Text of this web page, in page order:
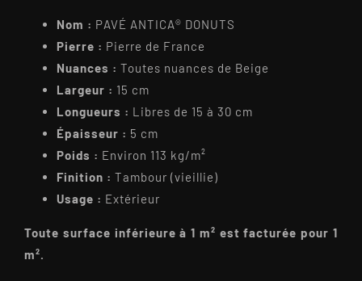
Nom : PAVÉ ANTICA® DONUTS
Pierre : Pierre de France
Nuances : Toutes nuances de Beige
Largeur : 15 cm
Longueurs : Libres de 15 à 30 cm
Épaisseur : 5 cm
Poids : Environ 113 kg/m²
Finition : Tambour (vieillie)
Usage : Extérieur
Toute surface inférieure à 1 m² est facturée pour 1
m².